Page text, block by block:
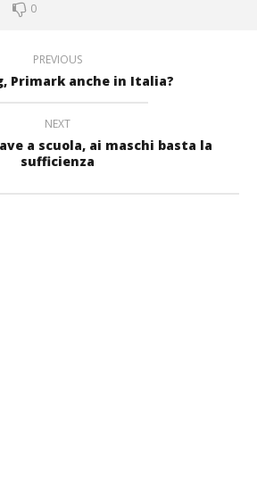
0
PREVIOUS
Primark anche in Italia?
NEXT
a scuola, ai maschi basta la
sufficienza